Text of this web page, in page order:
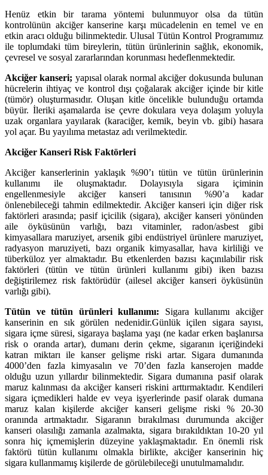
Henüz etkin bir tarama yöntemi bulunmuyor olsa da tütün
kontrolünün akciğer kanserine karşı mücadelenin en temel ve en
etkin aracı olduğu bilinmektedir. Ulusal Tütün Kontrol Programımız
ile toplumdaki tüm bireylerin, tütün ürünlerinin sağlık, ekonomik,
çevresel ve sosyal zararlarından korunması hedeflenmektedir.
Akciğer kanseri; yapısal olarak normal akciğer dokusunda bulunan
hücrelerin ihtiyaç ve kontrol dışı çoğalarak akciğer içinde bir kitle
(tümör) oluşturmasıdır. Oluşan kitle öncelikle bulunduğu ortamda
büyür. İleriki aşamalarda ise çevre dokulara veya dolaşım yoluyla
uzak organlara yayılarak (karaciğer, kemik, beyin vb. gibi) hasara
yol açar. Bu yayılıma metastaz adı verilmektedir.
Akciğer Kanseri Risk Faktörleri
Akciğer kanserlerinin yaklaşık %90’ı tütün ve tütün ürünlerinin
kullanımı ile oluşmaktadır. Dolayısıyla sigara içiminin
engellenmesiyle akciğer kanseri tanısının %90’a kadar
önlenebileceği tahmin edilmektedir. Akciğer kanseri için diğer risk
faktörleri arasında; pasif içicilik (sigara), akciğer kanseri yönünden
aile öyküsünün varlığı, bazı vitaminler, radon/asbest gibi
kimyasallara maruziyet, arsenik gibi endüstriyel ürünlere maruziyet,
radyasyon maruziyeti, bazı organik kimyasallar, hava kirliliği ve
tüberküloz yer almaktadır. Bu etkenlerden bazısı kaçınılabilir risk
faktörleri (tütün ve tütün ürünleri kullanımı gibi) iken bazısı
değiştirilemez risk faktörüdür (ailesel akciğer kanseri öyküsünün
varlığı gibi).
Tütün ve tütün ürünleri kullanımı: Sigara kullanımı akciğer
kanserinin en sık görülen nedenidir.Günlük içilen sigara sayısı,
sigara içme süresi, sigaraya başlama yaşı (ne kadar erken başlanırsa
risk o oranda artar), dumanı derin çekme, sigaranın içeriğindeki
katran miktarı ile kanser gelişme riski artar. Sigara dumanında
4000’den fazla kimyasalın ve 70’den fazla kanserojen madde
olduğu uzun yıllardır bilinmektedir. Sigara dumanına pasif olarak
maruz kalınması da akciğer kanseri riskini arttırmaktadır. Kendileri
sigara içmedikleri halde ev veya işyerlerinde pasif olarak dumana
maruz kalan kişilerde akciğer kanseri gelişme riski % 20-30
oranında artmaktadır. Sigaranın bırakılması durumunda akciğer
kanseri olasılığı zamanla azalmakta, sigara bırakıldıktan 10-20 yıl
sonra hiç içmemişlerin düzeyine yaklaşmaktadır. En önemli risk
faktörü tütün kullanımı olmakla birlikte, akciğer kanserinin hiç
sigara kullanmamış kişilerde de görülebileceği unutulmamalıdır.